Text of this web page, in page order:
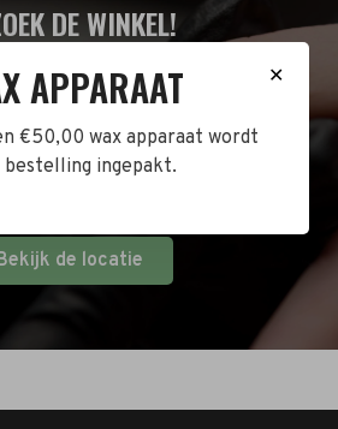
DE WINKEL!
hebben wij ook een fysieke
Het adres is: Antoni van
10. Kom op een doordeweekse
en 17:00 of op de zaterdag
de locatie
✕
APPARAAT
€50,00 wax apparaat wordt
ingepakt.